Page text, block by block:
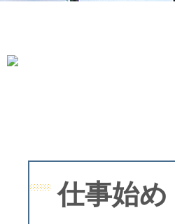
仕事始め